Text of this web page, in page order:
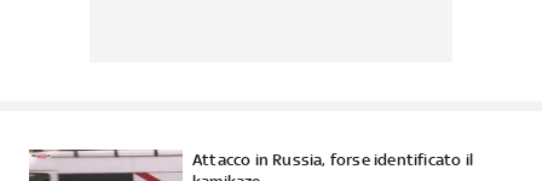
Attacco in Russia, forse identificato il